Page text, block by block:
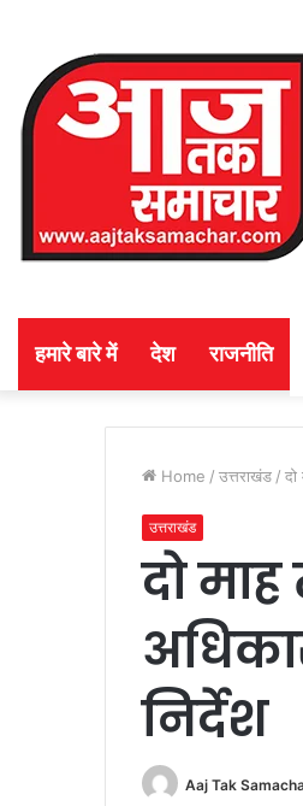
हमारे बारे में देश राजनीति
Home / उत्तराखंड /
उत्तराखंड
दो
निर्देश
Aaj Tak